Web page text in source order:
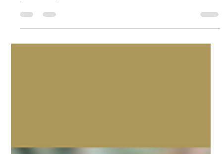
práticas e aplicáveis...